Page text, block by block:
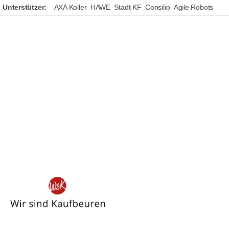
Unterstützer: AXA Koller HAWE Stadt KF Consilio Agile Robots